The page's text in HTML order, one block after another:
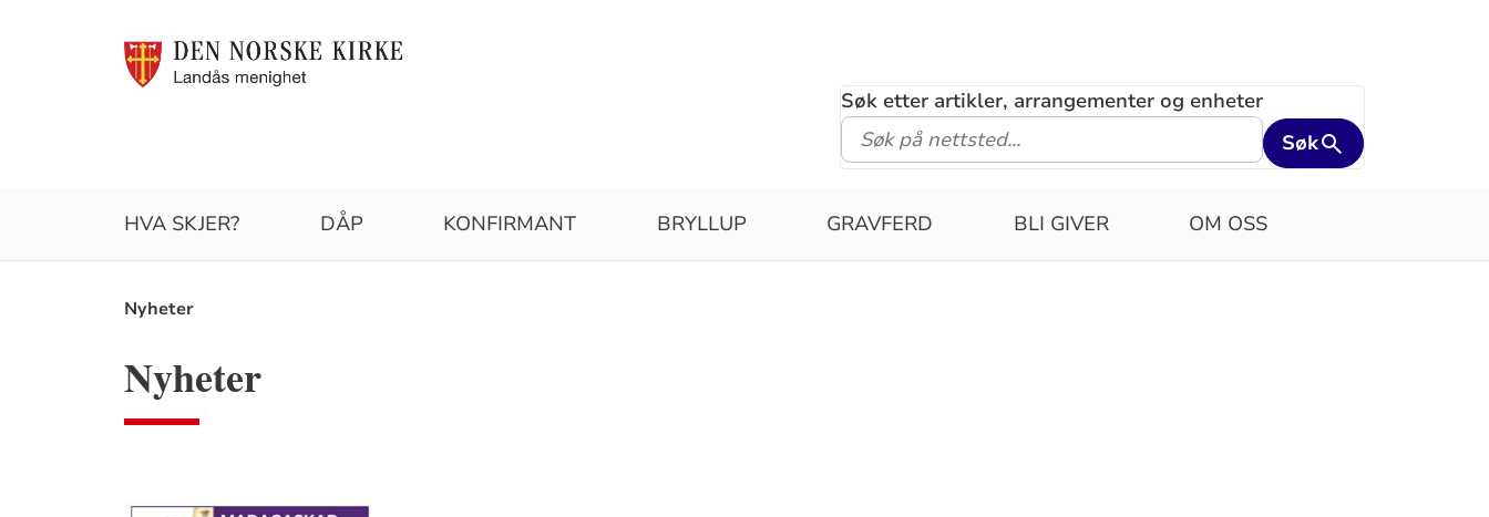
Søk etter artikler, arrangementer og enheter
Søk
HVA SKJER? DÅP KONFIRMANT BRYLLUP GRAVFERD BLI GIVER OM OSS
Brødsmulesti
Nyheter
Nyheter